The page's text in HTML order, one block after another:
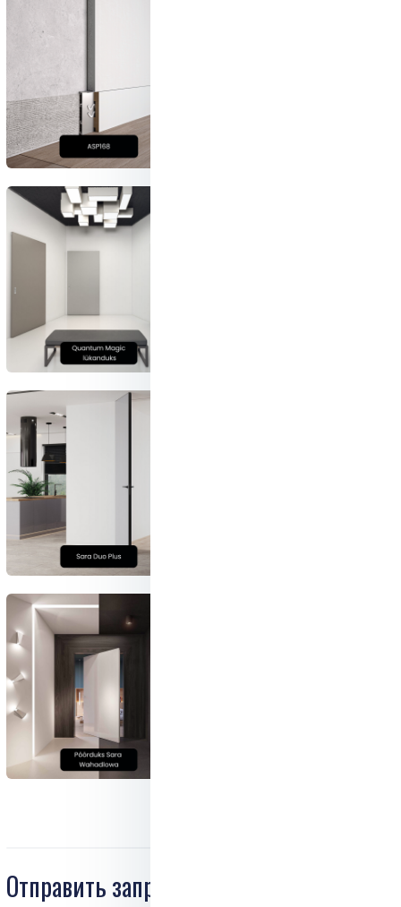
Отправить запрос